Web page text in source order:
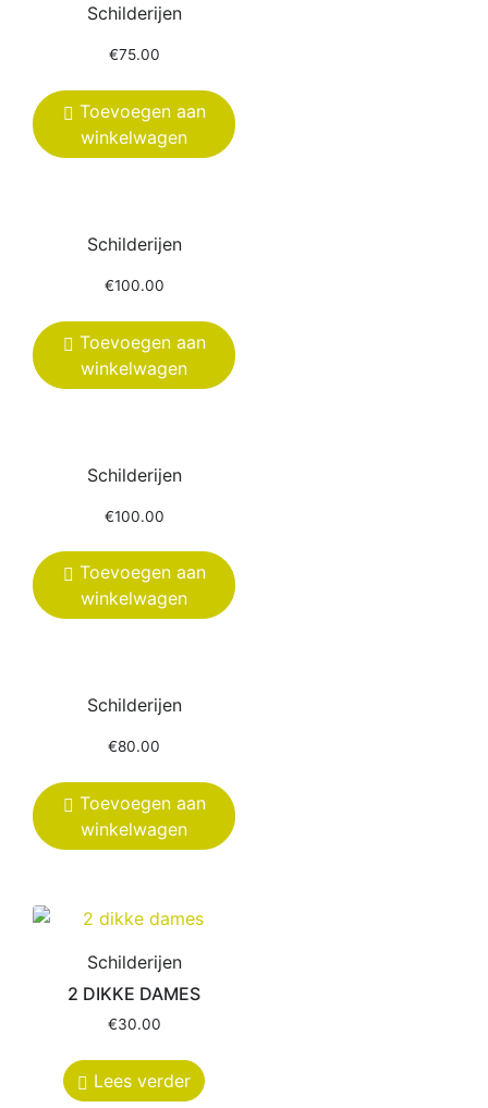
Schilderijen
€75.00
Toevoegen aan
winkelwagen
Schilderijen
€100.00
Toevoegen aan
winkelwagen
Schilderijen
€100.00
Toevoegen aan
winkelwagen
Schilderijen
€80.00
Toevoegen aan
winkelwagen
Schilderijen
2 DIKKE DAMES
€30.00
Lees verder